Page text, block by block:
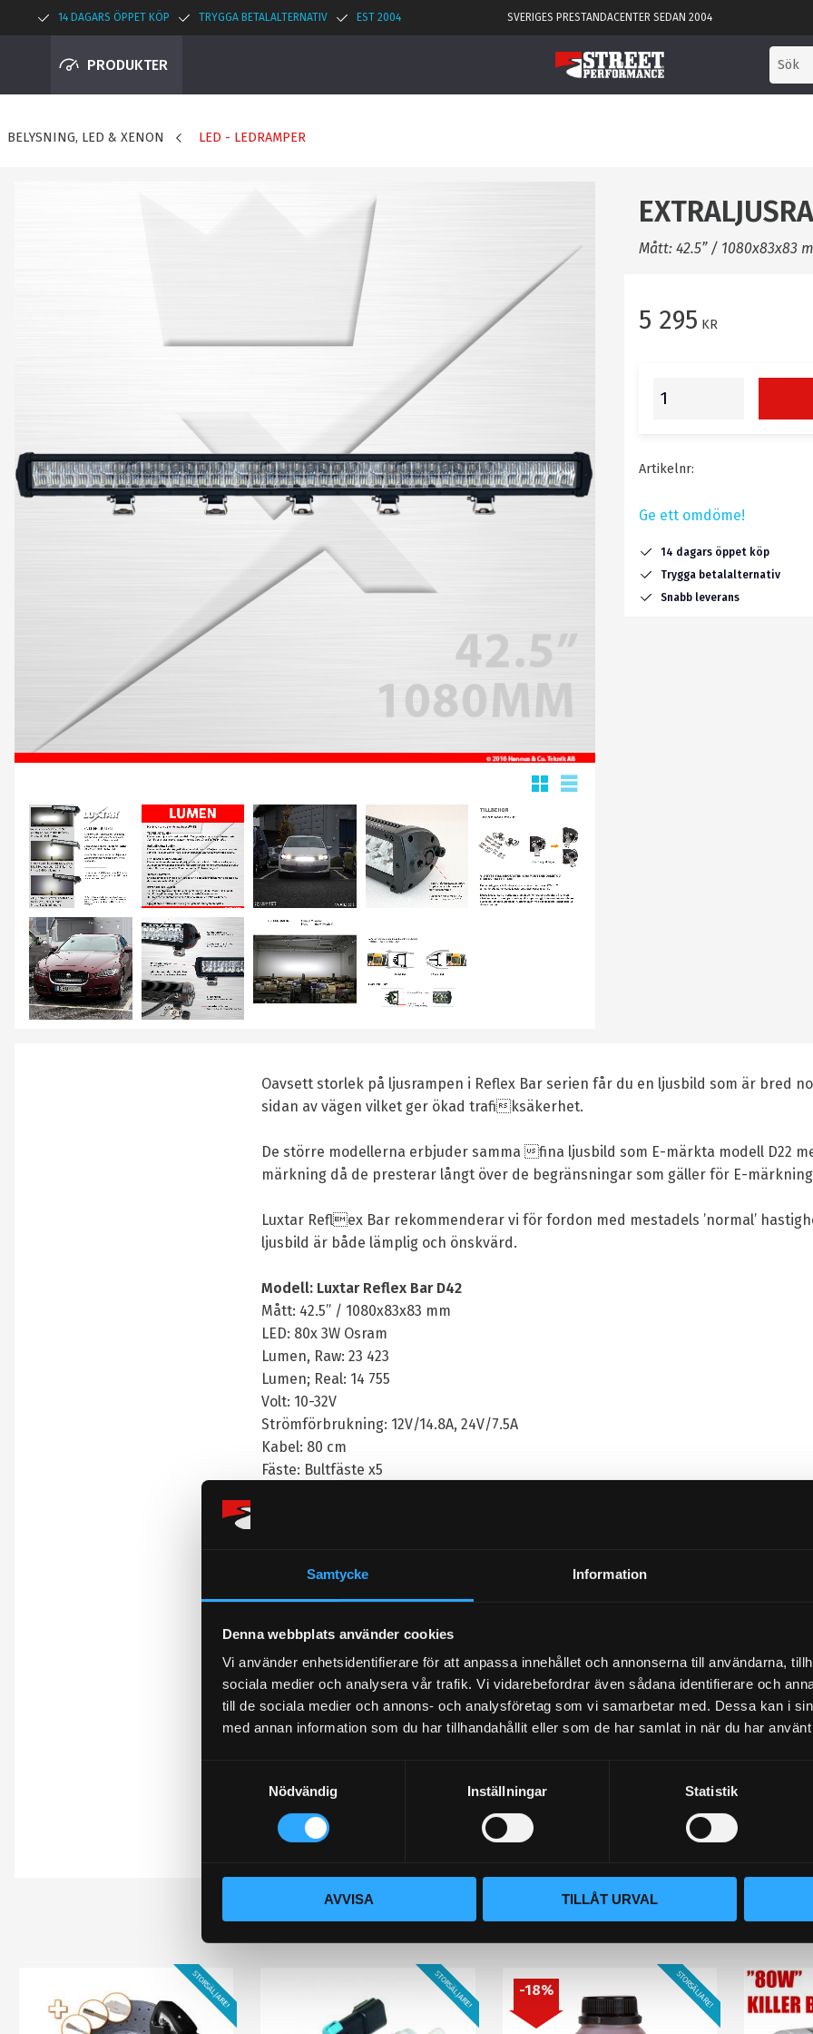
Samtycke Information
Denna webbplats använder cookies
Vi använder enhetsidentifierare för att anpassa innehållet och annonserna till användarna,
sociala medier och analysera vår trafik. Vi vidarebefordrar även sådana identifierare och
till de sociala medier och annons- och analysföretag som vi samarbetar med. Dessa kan i
med annan information som du har tillhandahållit eller som de har samlat in när du har
s
v
a
Nödvändig Inställningar Statistik
AVVISA TILLÅT URVAL
14 DAGARS ÖPPET KÖP TRYGGA BETALALTERNATIV EST 2004 SVERIGES PRESTANDACENTER SEDAN 2004
PRODUKTER
BELYSNING, LED & XENON LED - LEDRAMPER
Mått: 42.5” / 1080x83x83
Rutnätsvy
Listvy
5 295 KR
Artikelnr
Ge ett omdöme!
14 dagars öppet köp
Trygga betalalternativ
Snabb leverans
Oavsett storlek på ljusrampen i Reflex Bar serien får du en ljusbild som är bred
sidan av vägen vilket ger ökad trafiksäkerhet.
De större modellerna erbjuder samma fina ljusbild som E-märkta modell D22
märkning då de presterar långt över de begränsningar som gäller för E-
Luxtar Reflex Bar rekommenderar vi för fordon med mestadels ’normal’
ljusbild är både lämplig och önskvärd.
Modell: Luxtar Reflex Bar D42
Mått: 42.5” / 1080x83x83 mm
LED: 80x 3W Osram
Lumen, Raw: 23 423
Lumen; Real: 14 755
Volt: 10-32V
Strömförbrukning: 12V/14.8A, 24V/7.5A
Kabel: 80 cm
Fäste: Bultfäste x5
CE | EMC | RoHS
Garanti 2 år
Omdömen
Populära produkter
STORSÄLJARE! STORSÄLJARE! 18% STORSÄLJARE!